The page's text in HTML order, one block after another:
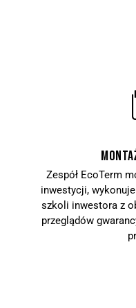
Zespół EcoTerm
inwestycji,
szkoli inwestora z
przeglądów